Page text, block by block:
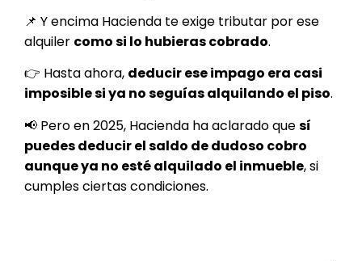
📌 Y encima Hacienda te exige tributar por ese
alquiler como si lo hubieras cobrado.
👉 Hasta ahora, deducir ese impago era casi
imposible si ya no seguías alquilando el piso.
📢 Pero en 2025, Hacienda ha aclarado quesí
puedes deducir el saldo de dudoso cobro
aunque ya no esté alquilado el inmueble, si
cumples ciertas condiciones.